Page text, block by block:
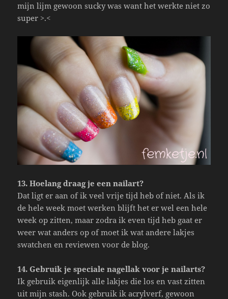
mijn lijm gewoon sucky was want het werkte niet zo
super >.<
13. Hoelang draag je een nailart?
Dat ligt er aan of ik veel vrije tijd heb of niet. Als ik
de hele week moet werken blijft het er wel een hele
week op zitten, maar zodra ik even tijd heb gaat er
weer wat anders op of moet ik wat andere lakjes
swatchen en reviewen voor de blog.
14. Gebruik je speciale nagellak voor je nailarts?
Ik gebruik eigenlijk alle lakjes die los en vast zitten
uit mijn stash. Ook gebruik ik acrylverf, gewoon